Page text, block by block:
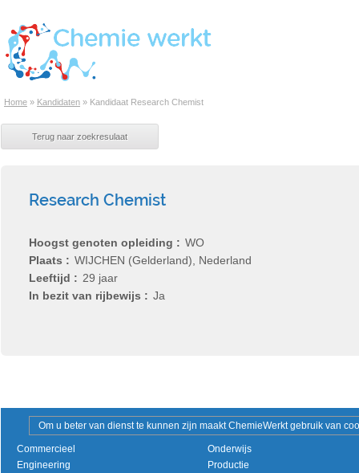
Home » Kandidaten » Kandidaat Research Chemist
Research Chemist
Hoogst genoten opleiding
WO
Plaats
WIJCHEN (Gelderland), Nederland
Leeftijd
29 jaar
In bezit van rijbewijs
Ja
Om u beter van dienst te kunnen zijn maakt ChemieWerkt gebruik van
Commercieel
Engineering
Onderwijs
Productie